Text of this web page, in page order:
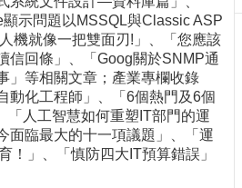
顯示問題以MSSQL與Classic ASP
機就像一把雙面刃!」、「您應該
信回條」、「Goog關於SNMP通
」等相關文章；產業專欄收錄
動化工程師」、「6個熱門及6個
「人工智慧如何重塑IT部門的運
面臨最大的十一項議題」、「運
！」、「慎防四大IT預算錯誤」